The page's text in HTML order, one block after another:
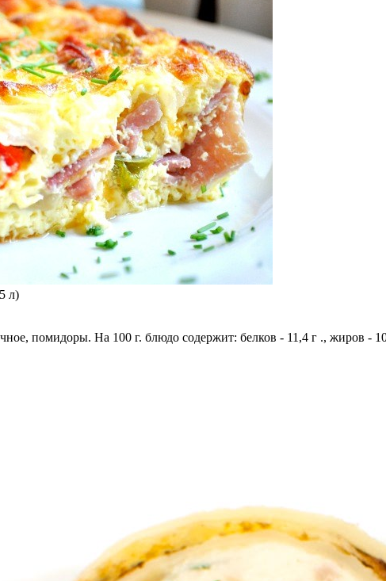
л)
помидоры. На 100 г. блюдо содержит: белков - 11,4 г ., жиров -